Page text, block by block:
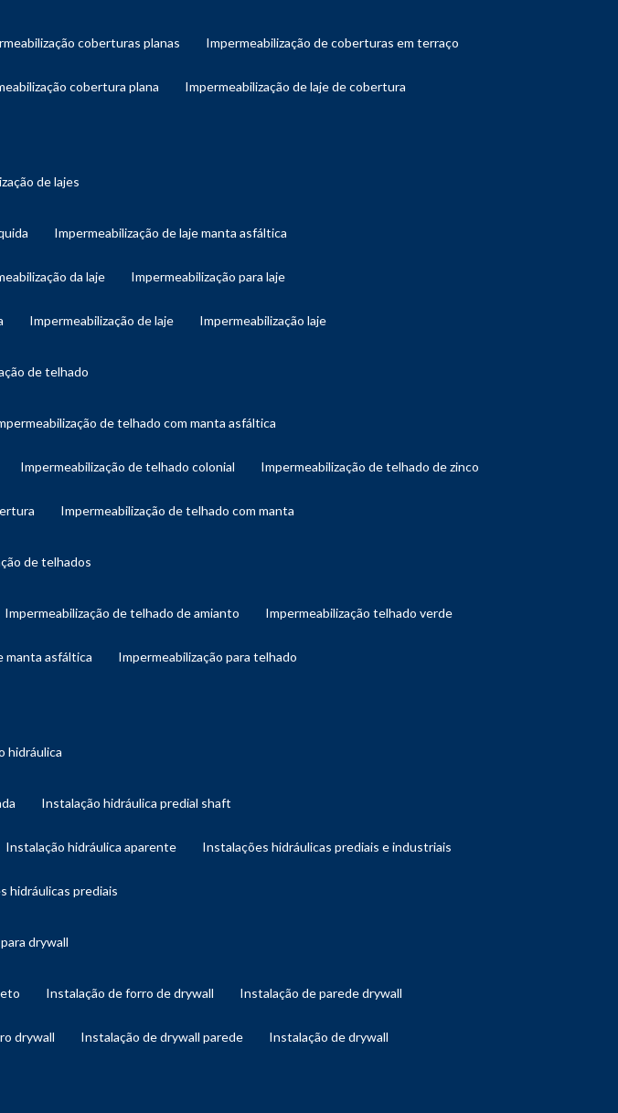
coberturas planas impermeabilização de coberturas em terraço
cobertura plana impermeabilização de laje de cobertura
de lajes
impermeabilização de laje manta asfáltica
da laje impermeabilização para laje
impermeabilização de laje impermeabilização laje
de telhado
de telhado com manta asfáltica
impermeabilização de telhado colonial impermeabilização de telhado de zinco
impermeabilização de telhado com manta
de telhados
impermeabilização de telhado de amianto impermeabilização telhado verde
manta asfáltica impermeabilização para telhado
hidráulica
instalação hidráulica predial shaft
instalação hidráulica aparente instalações hidráulicas prediais e industriais
hidráulicas prediais
drywall
instalação de forro de drywall instalação de parede drywall
drywall instalação de drywall parede instalação de drywall